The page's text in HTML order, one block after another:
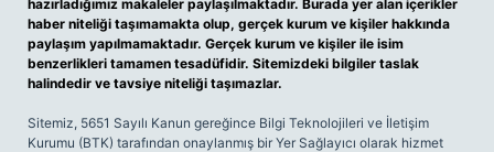
hazırladığımız makaleler paylaşılmaktadır. Burada yer alan içerikler
haber niteliği taşımamakta olup, gerçek kurum ve kişiler hakkında
paylaşım yapılmamaktadır. Gerçek kurum ve kişiler ile isim
benzerlikleri tamamen tesadüfidir. Sitemizdeki bilgiler taslak
halindedir ve tavsiye niteliği taşımazlar.
Sitemiz, 5651 Sayılı Kanun gereğince Bilgi Teknolojileri ve İletişim
Kurumu (BTK) tarafından onaylanmış bir Yer Sağlayıcı olarak hizmet